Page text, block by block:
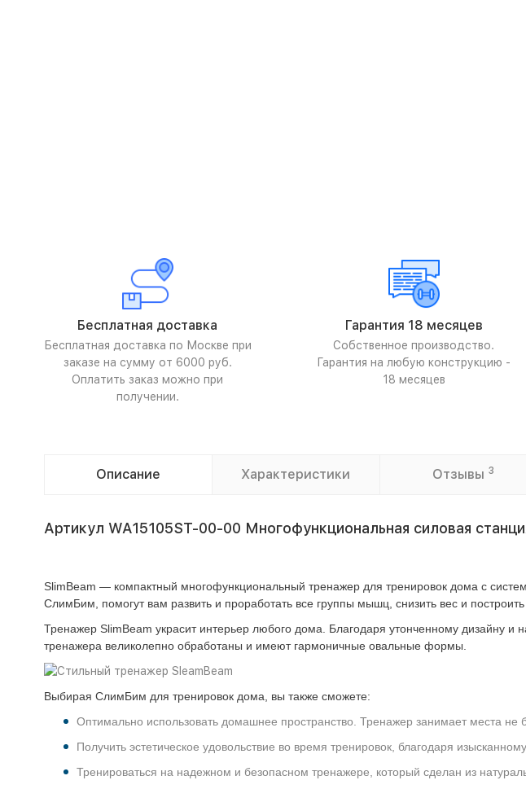
Бесплатная доставка
Бесплатная доставка по Москве при
заказе на сумму от 6000 руб.
Оплатить заказ можно при
получении.
Гарантия 18 месяцев
Собственное производство.
Гарантия на любую конструкцию -
18 месяцев
Описание Характеристики Отзывы 3
Артикул WA15105ST-00-00 Многофункциональная силовая
SlimBeam — компактный многофункциональный тренажер для тренировок дома с
СлимБим, помогут вам развить и проработать все группы мышц, снизить вес и
Тренажер SlimBeam украсит интерьер любого дома. Благодаря утонченному дизайну
тренажера великолепно обработаны и имеют гармоничные овальные формы.
Выбирая СлимБим для тренировок дома, вы также сможете:
Оптимально использовать домашнее пространство. Тренажер занимает места не
Получить эстетическое удовольствие во время тренировок, благодаря
Тренироваться на надежном и безопасном тренажере, который сделан из